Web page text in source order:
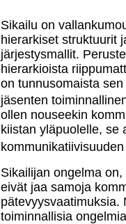
Sikailu on
hierarkiset struktuurit
järjestysmallit.
hierarkioista
on tunnusomaista
jäsenten
ollen nouseekin
kiistan yläpuolelle, se
Sikailijan ongelma
eivät jaa samoja
pätevyysvaatimuksia.
toiminnallisia